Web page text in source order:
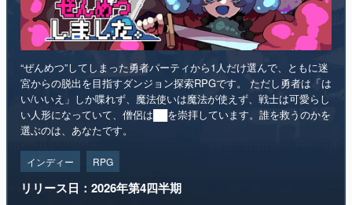
“ぜんめつ”してしまった勇者パーティから1人だけ選んで、ともに迷
宮からの脱出を目指すダンジョン探索RPGです。 ただし勇者は「は
い/いいえ」しか喋れず、魔法使いは魔法が使えず、戦士は可愛らし
選ぶのは、あなたです。
インディー RPG
リリース日：2026年第4四半期